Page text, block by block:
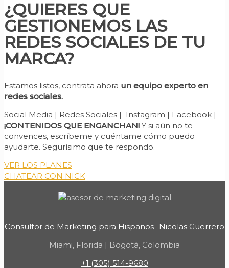
¿QUIERES QUE
GESTIONEMOS LAS
REDES SOCIALES DE TU
MARCA?
Estamos listos, contrata ahora un equipo experto en
redes sociales.
Social Media | Redes Sociales | Instagram | Facebook |
¡CONTENIDOS QUE ENGANCHAN! Y si aún no te
convences, escríbeme y cuéntame cómo puedo
ayudarte. Segurísimo que te respondo.
VER LOS PLANES
CHATEAR CON NICK
Consultor de Marketing para Hispanos- Nicolas Guerrero
Miami, Florida | Bogotá, Colombia
+1 (305) 514-9680